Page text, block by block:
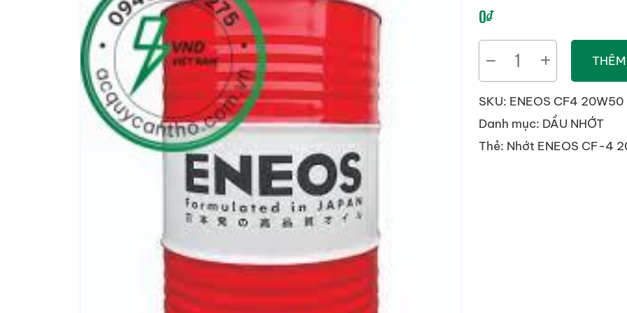
0₫
ENEOS
4
20W50
-
SKU: ENEOS CF4 20W50
Danh mục: DẦU NHỚT
Thẻ: Nhớt ENEOS CF-4